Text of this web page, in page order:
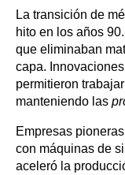
La transición de
hito en los años
que eliminaban
capa.
permitieron
manteniendo las
Empresas
con máquinas de
aceleró la